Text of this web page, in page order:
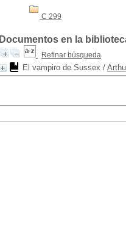
C 299
Documentos en la
Refinar búsqueda
El vampiro de Sussex /